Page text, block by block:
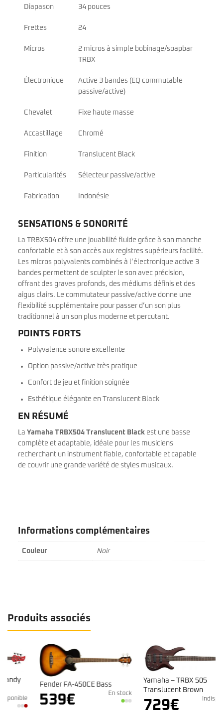
Diapason 34 pouces
Frettes 24
Micros
2 micros à simple bobinage/soapbar
TRBX
Électronique
Active 3 bandes (EQ commutable
passive/active)
Chevalet Fixe haute masse
Accastillage Chromé
Finition Translucent Black
Particularités Sélecteur passive/active
Fabrication Indonésie
SENSATIONS & SONORITÉ
La TRBX504 offre une jouabilité fluide grâce à son manche
confortable et à son accès aux registres supérieurs facilité.
Les micros polyvalents combinés à l’électronique active 3
bandes permettent de sculpter le son avec précision,
offrant des graves profonds, des médiums définis et des
aigus clairs. Le commutateur passive/active donne une
flexibilité supplémentaire pour passer d’un son plus
traditionnel à un son plus moderne et percutant.
POINTS FORTS
Polyvalence sonore excellente
Option passive/active très pratique
Confort de jeu et finition soignée
Esthétique élégante en Translucent Black
EN RÉSUMÉ
La Yamaha TRBX504 Translucent Black est une basse
complète et adaptable, idéale pour les musiciens
recherchant un instrument fiable, confortable et capable
de couvrir une grande variété de styles musicaux.
Informations complémentaires
Couleur Noir
Produits associés
Fender FA-450CE Bass
539€
Yamaha – TRBX 505
Translucent Brown
729€ Indisponible